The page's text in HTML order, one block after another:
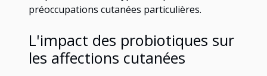
préoccupations cutanées particulières.
L'impact des probiotiques sur
les affections cutanées